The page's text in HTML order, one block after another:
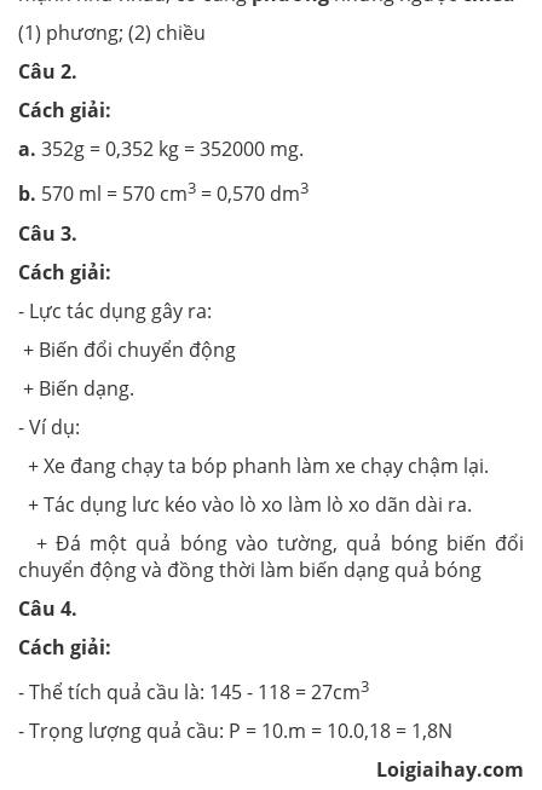
(1) phương; (2) chiều
Câu 2.
Cách giải:
a. 352g = 0,352 kg = 352000 mg.
b. 570 ml = 570 cm3 = 0,570 dm3
Câu 3.
Cách giải:
- Lực tác dụng gây ra:
+ Biến đổi chuyển động
+ Biến dạng.
- Ví dụ:
+ Xe đang chạy ta bóp phanh làm xe chạy chậm lại.
+ Tác dụng lưc kéo vào lò xo làm lò xo dãn dài ra.
+ Đá một quả bóng vào tường, quả bóng biến đổi
chuyển động và đồng thời làm biến dạng quả bóng
Câu 4.
Cách giải:
- Thể tích quả cầu là: 145 - 118 = 27cm3
- Trọng lượng quả cầu: P = 10.m = 10.0,18 = 1,8N
Loigiaihay.com